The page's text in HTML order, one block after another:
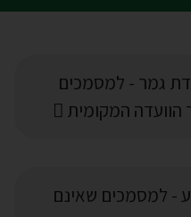
טופס 4, תעודת גמר - למסמכים
הוועדה המקומית
- למסמכים שאינם